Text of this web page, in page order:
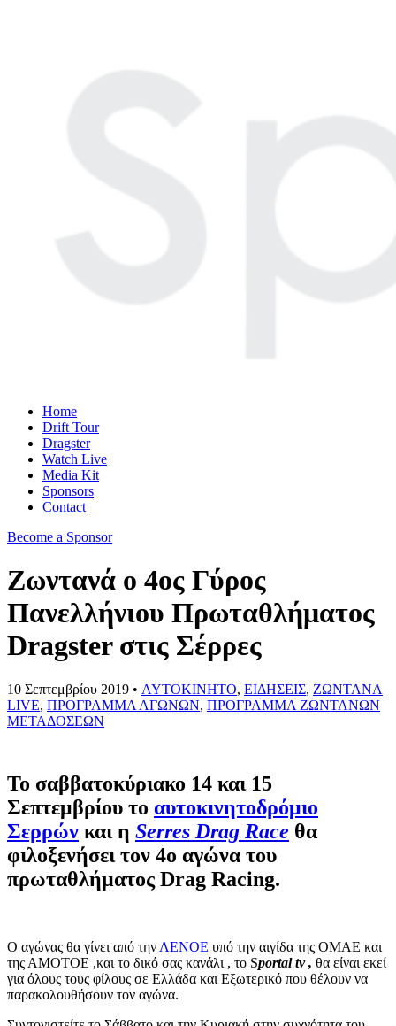
Home
Drift Tour
Dragster
Watch Live
Media Kit
Sponsors
Contact
Become a Sponsor
Ζωντανά ο 4ος Γύρος
Πανελλήνιου Πρωταθλήματος
Dragster στις Σέρρες
10 Σεπτεμβρίου 2019 • AYTOKINHTO, ΕΙΔΗΣΕΙΣ, ΖΩΝΤΑΝΑ
LIVE, ΠΡΟΓΡΑΜΜΑ ΑΓΩΝΩΝ, ΠΡΟΓΡΑΜΜΑ ΖΩΝΤΑΝΩΝ
ΜΕΤΑΔΟΣΕΩΝ
Το σαββατοκύριακο 14 και 15
Σεπτεμβρίου το αυτοκινητοδρόμιο
Σερρών και η Serres Drag Race θα
φιλοξενήσει τον 4ο αγώνα του
πρωταθλήματος Drag Racing.
Ο αγώνας θα γίνει από την ΛΕΝΟΕ υπό την αιγίδα της ΟΜΑΕ και
της ΑΜΟΤΟΕ ,και το δικό σας κανάλι , το Sportal tv , θα είναι εκεί
για όλους τους φίλους σε Ελλάδα και Εξωτερικό που θέλουν να
παρακολουθήσουν τον αγώνα.